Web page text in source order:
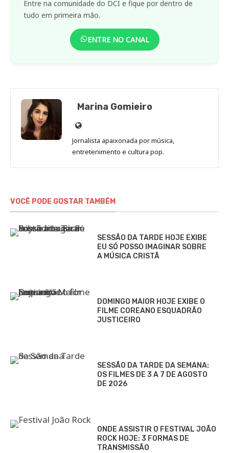
Entre na comunidade do DCI e fique por dentro de
tudo em primeira mão.
ENTRE NO CANAL
Marina Gomieiro
Site
de
Marina
Jornalista apaixonada por música,
entretenimento e cultura pop.
VOCÊ PODE GOSTAR TAMBÉM
SESSÃO DA TARDE HOJE EXIBE
EU SÓ POSSO IMAGINAR SOBRE
A MÚSICA CRISTÃ
DOMINGO MAIOR HOJE EXIBE O
FILME COREANO ESQUADRÃO
JUSTICEIRO
SESSÃO DA TARDE DA SEMANA:
OS FILMES DE 3 A 7 DE AGOSTO
DE 2026
ONDE ASSISTIR O FESTIVAL JOÃO
ROCK HOJE: 3 FORMAS DE
TRANSMISSÃO